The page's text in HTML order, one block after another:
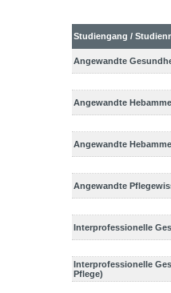
Studiengang /
Angewandte
Angewandte
Angewandte
Angewandte
Interprofessionelle
Interprofessionelle
Pflege)